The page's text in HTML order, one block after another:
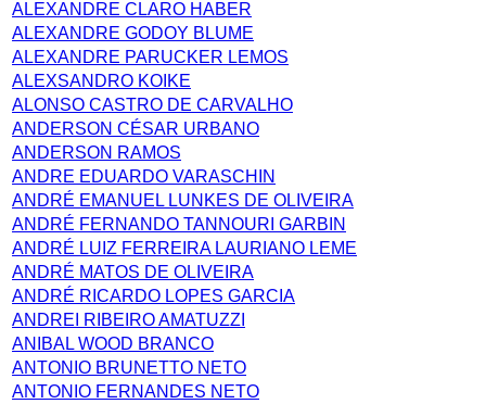
ALEXANDRE CLARO HABER
ALEXANDRE GODOY BLUME
ALEXANDRE PARUCKER LEMOS
ALEXSANDRO KOIKE
ALONSO CASTRO DE CARVALHO
ANDERSON CÉSAR URBANO
ANDERSON RAMOS
ANDRE EDUARDO VARASCHIN
ANDRÉ EMANUEL LUNKES DE OLIVEIRA
ANDRÉ FERNANDO TANNOURI GARBIN
ANDRÉ LUIZ FERREIRA LAURIANO LEME
ANDRÉ MATOS DE OLIVEIRA
ANDRÉ RICARDO LOPES GARCIA
ANDREI RIBEIRO AMATUZZI
ANIBAL WOOD BRANCO
ANTONIO BRUNETTO NETO
ANTONIO FERNANDES NETO